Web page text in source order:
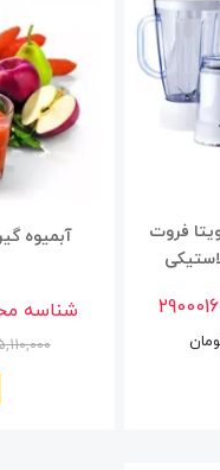
فروت
آبمیوه
شناسه